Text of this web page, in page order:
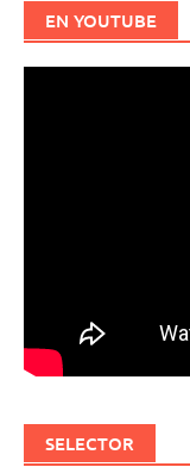
EN YOUTUBE
SELECTOR